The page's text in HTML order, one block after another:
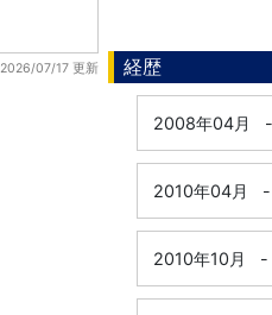
2026/07/17 更新 経歴
2008年04月 -
2010年04月 -
2010年10月 -